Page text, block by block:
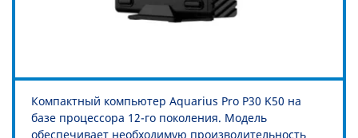
Компактный компьютер Aquarius Pro P30 K50 на
базе процессора 12-го поколения. Модель
обеспечивает необходимую производительность